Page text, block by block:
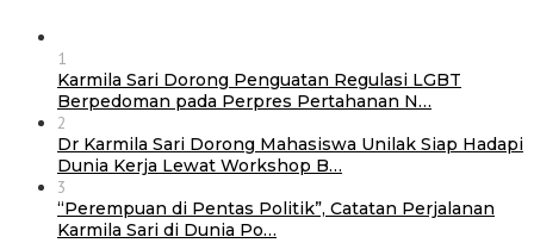
1
Karmila Sari Dorong Penguatan Regulasi LGBT
Berpedoman pada Perpres Pertahanan N…
2
Dr Karmila Sari Dorong Mahasiswa Unilak Siap Hadapi
Dunia Kerja Lewat Workshop B…
3
“Perempuan di Pentas Politik”, Catatan Perjalanan
Karmila Sari di Dunia Po…